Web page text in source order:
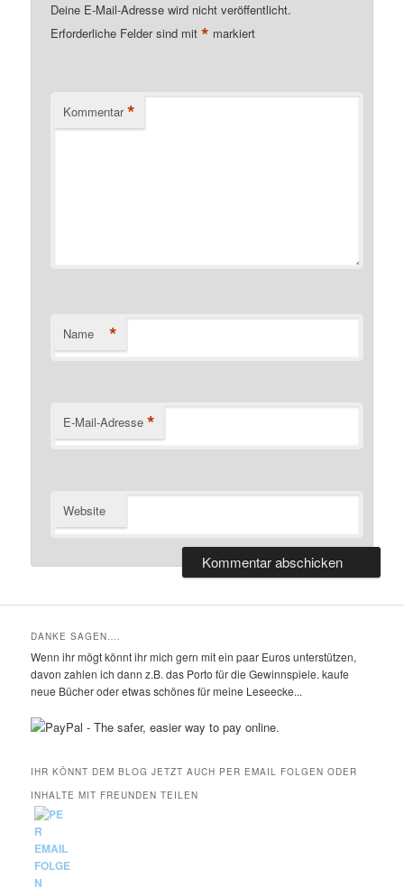
Deine E-Mail-Adresse wird nicht veröffentlicht.
Erforderliche Felder sind mit* markiert
Kommentar *
Name *
E-Mail-Adresse *
Website
DANKE SAGEN….
Wenn ihr mögt könnt ihr mich gern mit ein paar Euros unterstützen,
davon zahlen ich dann z.B. das Porto für die Gewinnspiele. kaufe
neue Bücher oder etwas schönes für meine Leseecke...
IHR KÖNNT DEM BLOG JETZT AUCH PER EMAIL FOLGEN ODER
INHALTE MIT FREUNDEN TEILEN